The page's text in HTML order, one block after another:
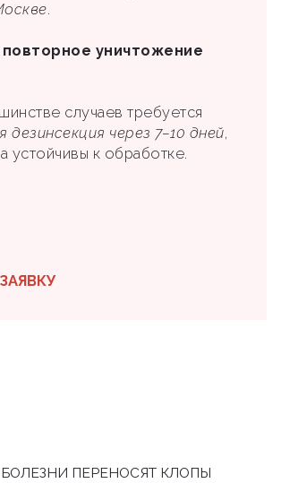
.
уничтожение
случаев требуется
дезинсекция через 7–10 дней,
устойчивы к обработке.
ПЕРЕНОСЯТ КЛОПЫ